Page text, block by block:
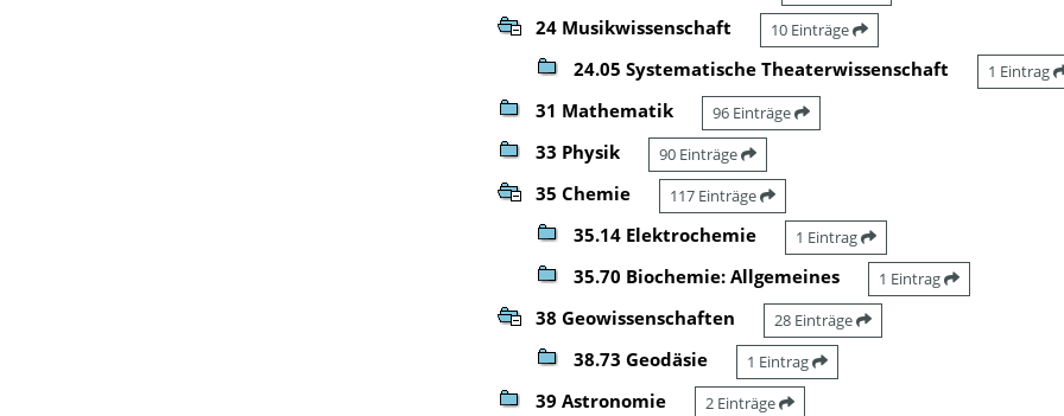
24 Musikwissenschaft 10 Einträge
24.05 Systematische Theaterwissenschaft 1 Eintrag
31 Mathematik 96 Einträge
33 Physik 90 Einträge
35 Chemie 117 Einträge
35.14 Elektrochemie 1 Eintrag
35.70 Biochemie: Allgemeines 1 Eintrag
38 Geowissenschaften 28 Einträge
38.73 Geodäsie 1 Eintrag
39 Astronomie 2 Einträge